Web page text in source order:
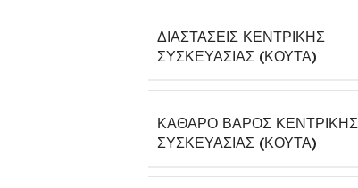
ΔΙΑΣΤΆΣΕΙΣ ΚΕΝΤΡΙΚΉΣ
ΣΥΣΚΕΥΑΣΊΑΣ (ΚΟΎΤΑ)
ΚΑΘΑΡΌ ΒΆΡΟΣ ΚΕΝΤΡΙΚΉΣ
ΣΥΣΚΕΥΑΣΊΑΣ (ΚΟΎΤΑ)